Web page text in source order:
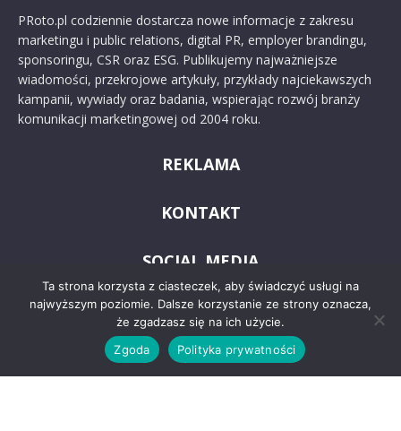
PRoto.pl codziennie dostarcza nowe informacje z zakresu
marketingu i public relations, digital PR, employer brandingu,
sponsoringu, CSR oraz ESG. Publikujemy najważniejsze
wiadomości, przekrojowe artykuły, przykłady najciekawszych
kampanii, wywiady oraz badania, wspierając rozwój branży
komunikacji marketingowej od 2004 roku.
REKLAMA
KONTAKT
SOCIAL MEDIA
Ta strona korzysta z ciasteczek, aby świadczyć usługi na
najwyższym poziomie. Dalsze korzystanie ze strony oznacza,
że zgadzasz się na ich użycie.
Zgoda
Polityka prywatności